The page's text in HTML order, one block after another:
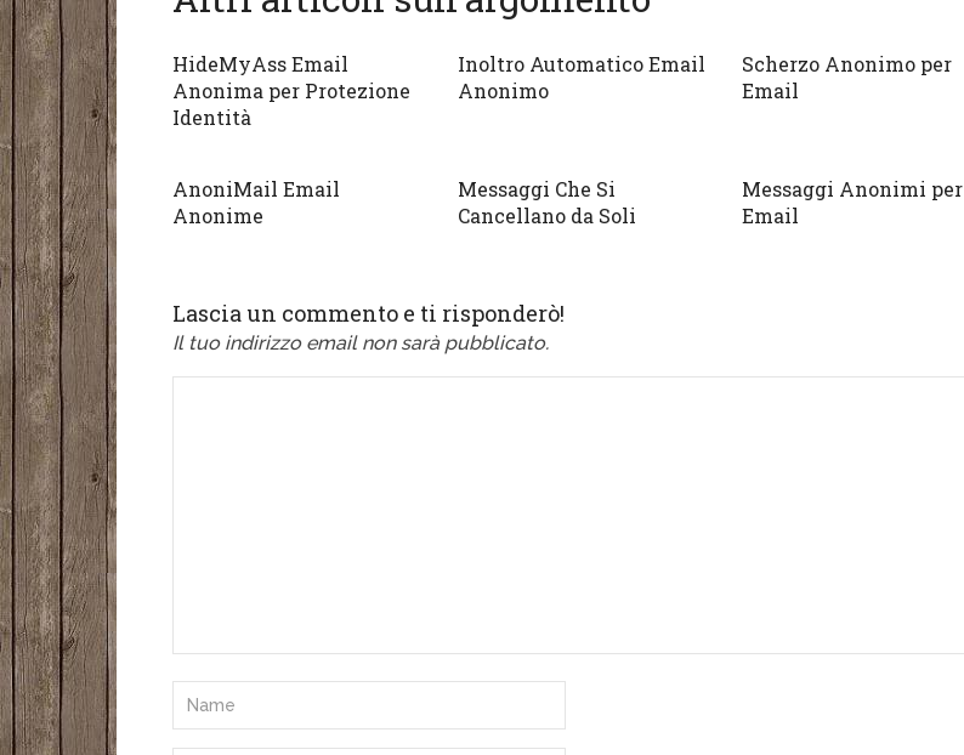
HideMyAss Email
Anonima per Protezione
Identità
Inoltro Automatico Email
Anonimo
Scherzo Anonimo per
Email
AnoniMail Email
Anonime
Messaggi Che Si
Cancellano da Soli
Messaggi Anonimi per
Email
Lascia un commento e ti risponderò!
Il tuo indirizzo email non sarà pubblicato.